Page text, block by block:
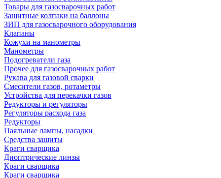
Товары для газосварочных работ
Защитные колпаки на баллоны
ЗИП для газосварочного оборудования
Клапаны
Кожухи на манометры
Манометры
Подогреватели газа
Прочее для газосварочных работ
Рукава для газовой сварки
Смесители газов, ротаметры
Устройства для перекачки газов
Редукторы и регуляторы
Регуляторы расхода газа
Редукторы
Паяльные лампы, насадки
Средства защиты
Краги сварщика
Диоптрические линзы
Краги сварщика
Краги сварщика